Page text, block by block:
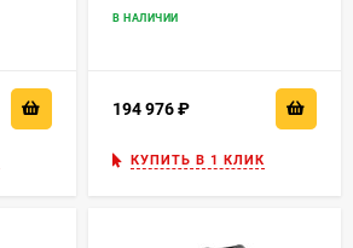
В НАЛИЧИИ
194 976
КУПИТЬ В 1 КЛИК